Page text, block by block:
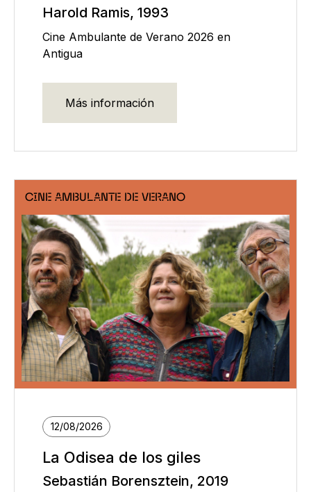
Harold Ramis, 1993
Cine Ambulante de Verano 2026 en
Antigua
Más información
CINE AMBULANTE DE VERANO
12/08/2026
La Odisea de los giles
Sebastián Borensztein, 2019